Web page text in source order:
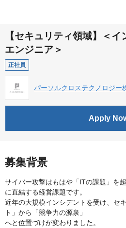
【セキュリティ領域】＜
エンジニア＞
正社員
パーソルクロステクノロジー
Apply
募集背景
サイバー攻撃はもはや「ITの課題」を
に直結する経営課題です。
近年の大規模インシデントを受け、セ
ト」から「競争力の源泉」
へと位置づけが変わりました。